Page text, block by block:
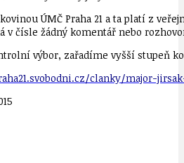
ÚMČ Praha 21 a ta platí z
v čísle žádný komentář nebo
výbor, zařadíme vyšší stupeň
clanky/major-